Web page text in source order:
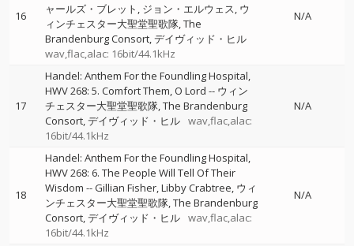
16
ャールズ・ブレット ジョン・エルウェス ウ
ィンチェスター大聖堂聖歌隊 The
Brandenburg Consort デイヴィッド・ヒル
wav,flac,alac: 16bit/44.1kHz
N/A
17
Handel: Anthem For the Foundling Hospital,
HWV 268: 5. Comfort Them, O Lord -- ウィン
チェスター大聖堂聖歌隊 The Brandenburg
Consort デイヴィッド・ヒル wav,flac,alac:
16bit/44.1kHz
N/A
18
Handel: Anthem For the Foundling Hospital,
HWV 268: 6. The People Will Tell Of Their
Wisdom --Gillian Fisher Libby Crabtree ウィ
ンチェスター大聖堂聖歌隊 The Brandenburg
Consort デイヴィッド・ヒル wav,flac,alac:
16bit/44.1kHz
N/A